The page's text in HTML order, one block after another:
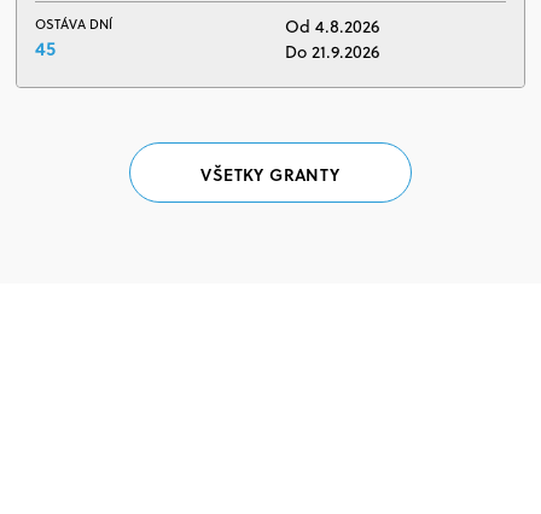
OSTÁVA DNÍ
45
Od 4.8.2026
Do 21.9.2026
VŠETKY GRANTY